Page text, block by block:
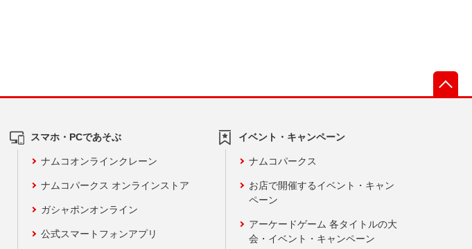
スマホ・PCであそぶ
ナムコオンラインクレーン
ナムコパークス オンラインストア
ガシャポンオンライン
公式スマートフォンアプリ
イベント・キャンペーン
ナムコパークス
お店で開催するイベント・キャン
ペーン
アーケードゲーム 各タイトルの大
会・イベント・キャンペーン